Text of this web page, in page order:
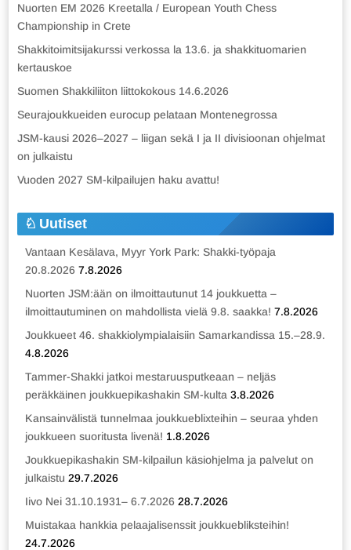
Nuorten EM 2026 Kreetalla / European Youth Chess
Championship in Crete
Shakkitoimitsijakurssi verkossa la 13.6. ja shakkituomarien
kertauskoe
Suomen Shakkiliiton liittokokous 14.6.2026
Seurajoukkueiden eurocup pelataan Montenegrossa
JSM-kausi 2026–2027 – liigan sekä I ja II divisioonan ohjelmat
on julkaistu
Vuoden 2027 SM-kilpailujen haku avattu!
Uutiset
Vantaan Kesälava, Myyr York Park: Shakki-työpaja
20.8.2026 7.8.2026
Nuorten JSM:ään on ilmoittautunut 14 joukkuetta –
ilmoittautuminen on mahdollista vielä 9.8. saakka! 7.8.2026
Joukkueet 46. shakkiolympialaisiin Samarkandissa 15.–28.9.
4.8.2026
Tammer-Shakki jatkoi mestaruusputkeaan – neljäs
peräkkäinen joukkuepikashakin SM-kulta 3.8.2026
Kansainvälistä tunnelmaa joukkueblixteihin – seuraa yhden
joukkueen suoritusta livenä! 1.8.2026
Joukkuepikashakin SM-kilpailun käsiohjelma ja palvelut on
julkaistu 29.7.2026
Iivo Nei 31.10.1931– 6.7.2026 28.7.2026
Muistakaa hankkia pelaajalisenssit joukkuebliksteihin!
24.7.2026